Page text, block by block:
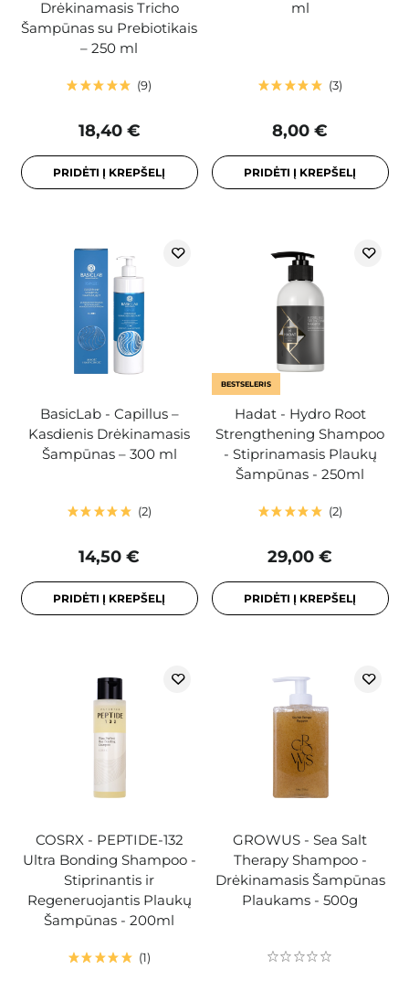
Drėkinamasis Tricho
Šampūnas su Prebiotikais
– 250 ml
9
18,40 €
PRIDĖTI Į KREPŠELĮ
ml
3
8,00 €
PRIDĖTI Į KREPŠELĮ
BasicLab - Capillus –
Kasdienis Drėkinamasis
Šampūnas – 300 ml
2
14,50 €
PRIDĖTI Į KREPŠELĮ
BESTSELERIS
Hadat - Hydro Root
Strengthening Shampoo
- Stiprinamasis Plaukų
Šampūnas - 250ml
2
29,00 €
PRIDĖTI Į KREPŠELĮ
COSRX - PEPTIDE-132
Ultra Bonding Shampoo -
Stiprinantis ir
Regeneruojantis Plaukų
Šampūnas - 200ml
1
GROWUS - Sea Salt
Therapy Shampoo -
Drėkinamasis Šampūnas
Plaukams - 500g